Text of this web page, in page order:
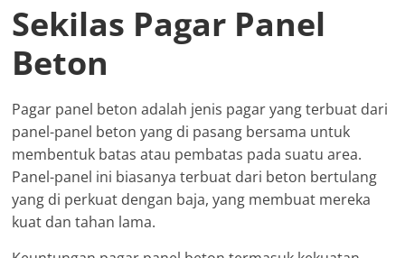
Sekilas Pagar Panel
Beton
Pagar panel beton adalah jenis pagar yang terbuat dari
panel-panel beton yang di pasang bersama untuk
membentuk batas atau pembatas pada suatu area.
Panel-panel ini biasanya terbuat dari beton bertulang
yang di perkuat dengan baja, yang membuat mereka
kuat dan tahan lama.